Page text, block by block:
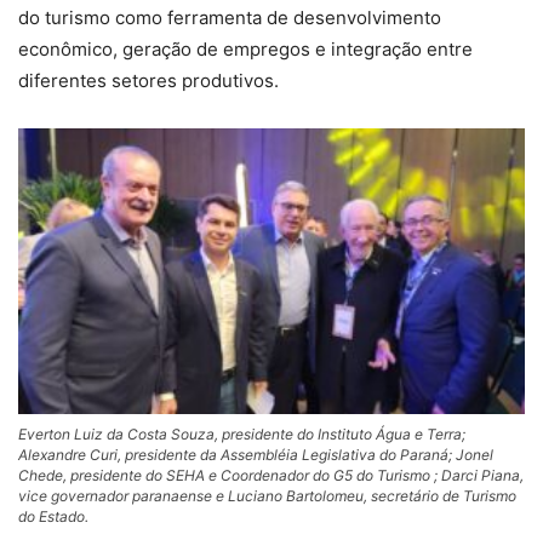
do turismo como ferramenta de desenvolvimento
econômico, geração de empregos e integração entre
diferentes setores produtivos.
Everton Luiz da Costa Souza, presidente do Instituto Água e Terra;
Alexandre Curi, presidente da Assembléia Legislativa do Paraná; Jonel
Chede, presidente do SEHA e Coordenador do G5 do Turismo ; Darci Piana,
vice governador paranaense e Luciano Bartolomeu, secretário de Turismo
do Estado.